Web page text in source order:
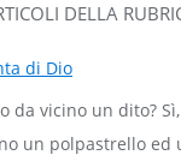
DELLA
di Dio
da vicino un dito?
un polpastrello